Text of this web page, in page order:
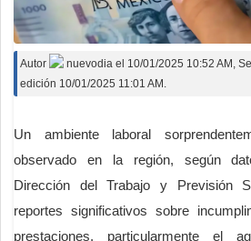
Autor nuevodia el 10/01/2025 10:52 AM ,
edición 10/01/2025 11:01 AM.
Un ambiente laboral
observado en la región, según
Dirección del Trabajo y Previsión
reportes significativos sobre
prestaciones, particularmente el